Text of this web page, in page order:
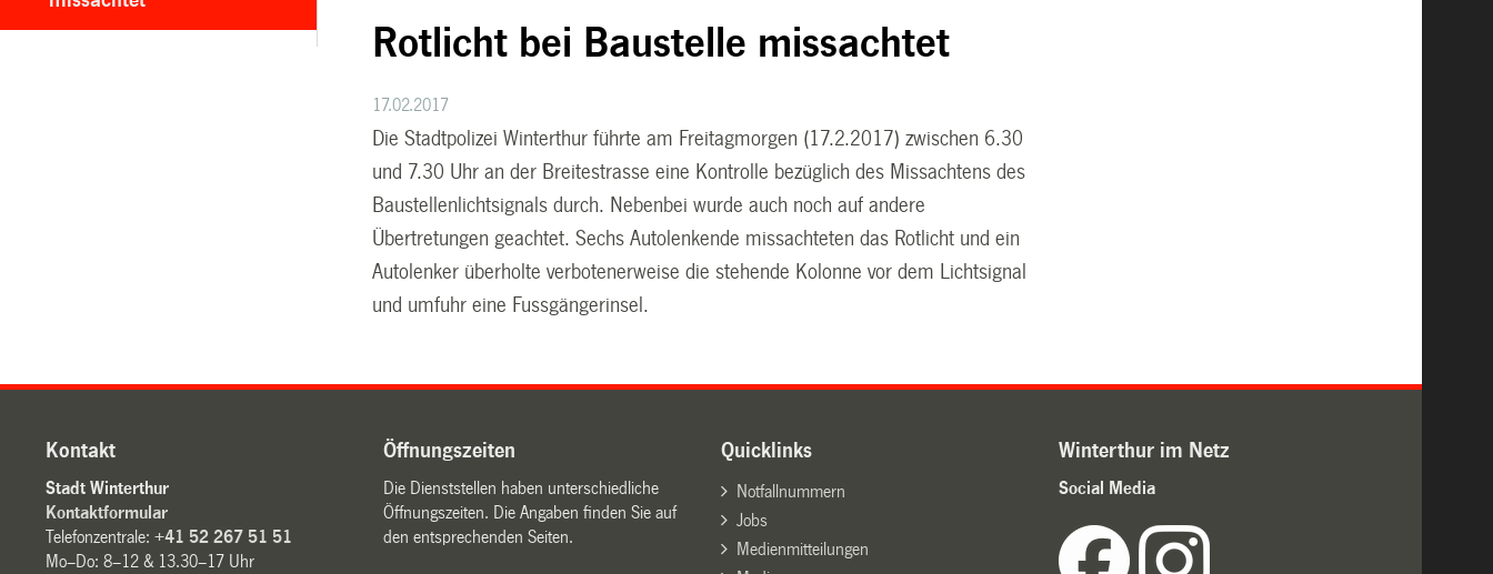
Rotlicht bei Baustelle missachtet
17.02.2017
Die Stadtpolizei Winterthur führte am Freitagmorgen (17.2.2017) zwischen 6.30
und 7.30 Uhr an der Breitestrasse eine Kontrolle bezüglich des Missachtens des
Baustellenlichtsignals durch. Nebenbei wurde auch noch auf andere
Übertretungen geachtet. Sechs Autolenkende missachteten das Rotlicht und ein
Autolenker überholte verbotenerweise die stehende Kolonne vor dem Lichtsignal
und umfuhr eine Fussgängerinsel.
Kontakt
Stadt Winterthur
Kontaktformular
Telefonzentrale:+41 52 267 51 51
Mo–Do: 8–12 & 13.30–17 Uhr
Öffnungszeiten
Die Dienststellen haben unterschiedliche
Öffnungszeiten. Die Angaben finden Sie auf
den entsprechenden Seiten.
Quicklinks
Notfallnummern
Jobs
Medienmitteilungen
Winterthur im Netz
Social Media